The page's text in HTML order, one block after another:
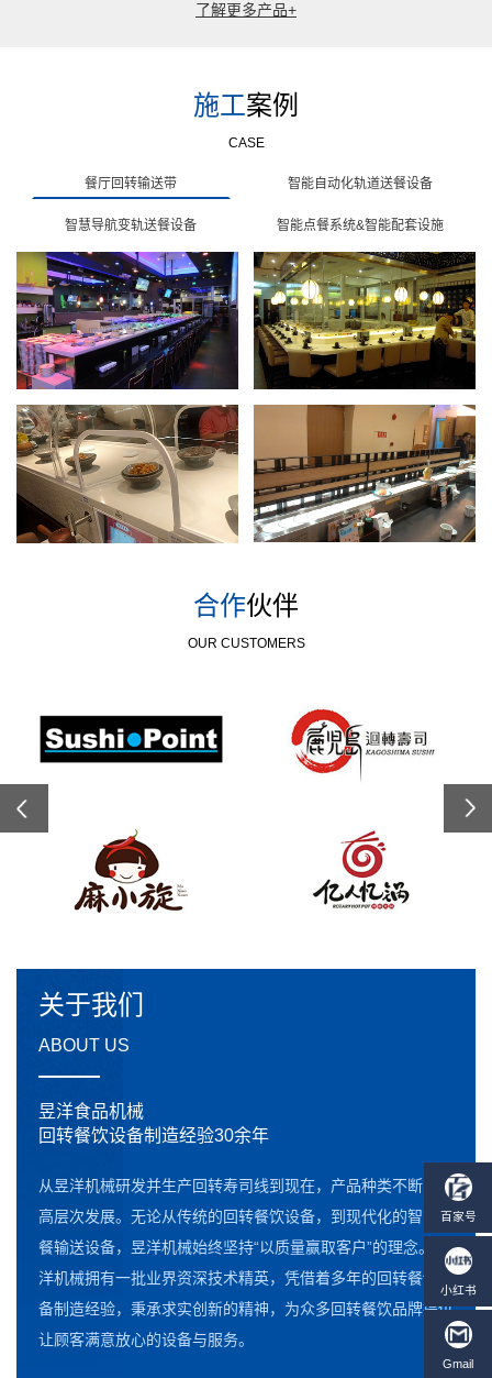
了解更多产品+
施工案例
CASE
餐厅回转输送带 智能自动化轨道送餐设备
智慧导航变轨送餐设备 智能点餐系统&智能配套设施
合作伙伴
OUR CUSTOMERS
关于我们
ABOUT US
昱洋食品机械
回转餐饮设备制造经验30余年
从昱洋机械研发并生产回转寿司线到现在，产品种类不断向更
高层次发展。无论从传统的回转餐饮设备，到现代化的智能点
餐输送设备，昱洋机械始终坚持“以质量赢取客户”的理念。昱
洋机械拥有一批业界资深技术精英，凭借着多年的回转餐饮设
备制造经验，秉承求实创新的精神，为众多回转餐饮品牌提供
让顾客满意放心的设备与服务。